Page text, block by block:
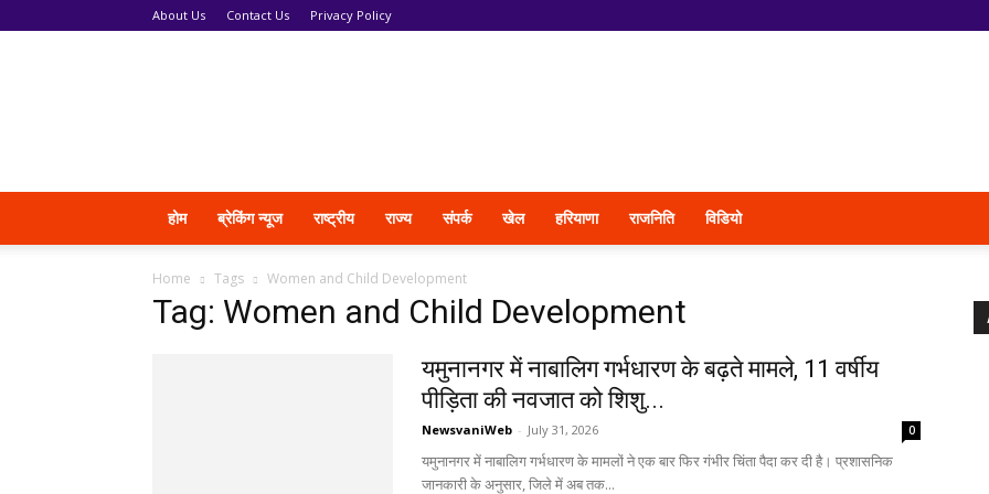
About Us Contact Us Privacy Policy
होम ब्रेकिंग न्यूज राष्ट्रीय राज्य संपर्क खेल हरियाणा राजनिति विडियो
Home Tags Women and Child Development
Tag: Women and Child Development
यमुनानगर में नाबालिग गर्भधारण के बढ़ते मामले, 11 वर्षीय
पीड़िता की नवजात को शिशु...
NewsvaniWeb - July 31, 2026 0
यमुनानगर में नाबालिग गर्भधारण के मामलों ने एक बार फिर गंभीर चिंता पैदा कर दी है। प्रशासनिक
जानकारी के अनुसार, जिले में अब तक...